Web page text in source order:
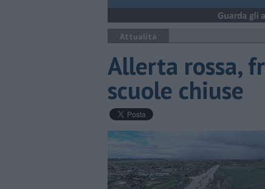
Attualità
Allerta rossa,
scuole chiuse